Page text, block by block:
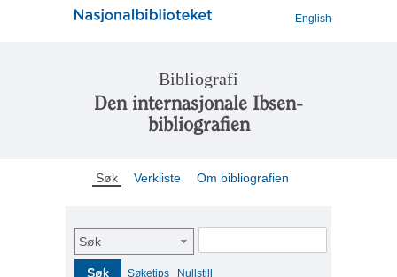
English
Bibliografi
Den internasjonale Ibsen-
bibliografien
Søk Verkliste Om bibliografien
Søk
Søk Søketips Nullstill